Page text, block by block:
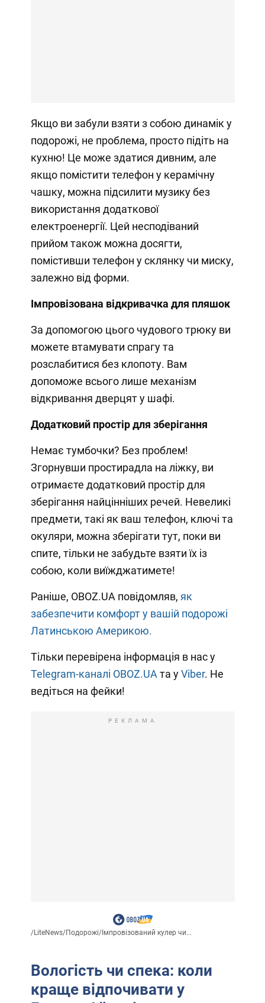
Якщо ви забули взяти з собою динамік у
подорожі, не проблема, просто підіть на
кухню! Це може здатися дивним, але
якщо помістити телефон у керамічну
чашку, можна підсилити музику без
використання додаткової
електроенергії. Цей несподіваний
прийом також можна досягти,
помістивши телефон у склянку чи миску,
залежно від форми.
Імпровізована відкривачка для пляшок
За допомогою цього чудового трюку ви
можете втамувати спрагу та
розслабитися без клопоту. Вам
допоможе всього лише механізм
відкривання дверцят у шафі.
Додатковий простір для зберігання
Немає тумбочки? Без проблем!
Згорнувши простирадла на ліжку, ви
отримаєте додатковий простір для
зберігання найцінніших речей. Невеликі
предмети, такі як ваш телефон, ключі та
окуляри, можна зберігати тут, поки ви
спите, тільки не забудьте взяти їх із
собою, коли виїжджатимете!
Раніше, OBOZ.UA повідомляв, як
забезпечити комфорт у вашій подорожі
Латинською Америкою.
Тільки перевірена інформація в нас у
Telegram-каналі OBOZ.UA та уViber. Не
ведіться на фейки!
РЕКЛАМА
/LiteNews/Подорожі/Імпровізований кулер чи...
Вологість чи спека: коли
краще відпочивати у